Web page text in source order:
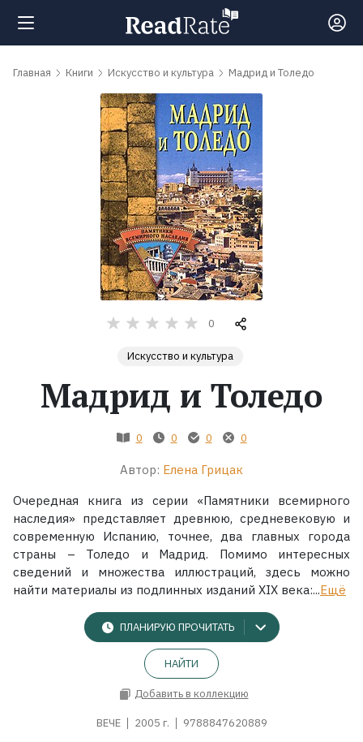
Поиск
обсуждаемые
Жанры
Коллекции
Главная Книги Искусство и культура Мадрид и Толедо
0
Искусство и культура
Мадрид и Толедо
0 0 0 0
Автор: Елена Грицак
Очередная книга из серии «Памятники всемирного
наследия» представляет древнюю, средневековую и
современную Испанию, точнее, два главных города
страны – Толедо и Мадрид. Помимо интересных
сведений и множества иллюстраций, здесь можно
найти материалы из подлинных изданий XIX века:...Ещё
ПЛАНИРУЮ ПРОЧИТАТЬ
НАЙТИ
Добавить в коллекцию
ВЕЧЕ 2005 г. 9788847620889